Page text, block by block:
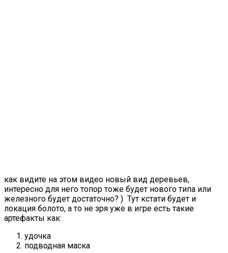
как видите на этом видео новый вид деревьев,
интересно для него топор тоже будет нового типа или
железного будет достаточно? ) Тут кстати будет и
локация болото, а то не зря уже в игре есть такие
артефакты как:
удочка
подводная маска